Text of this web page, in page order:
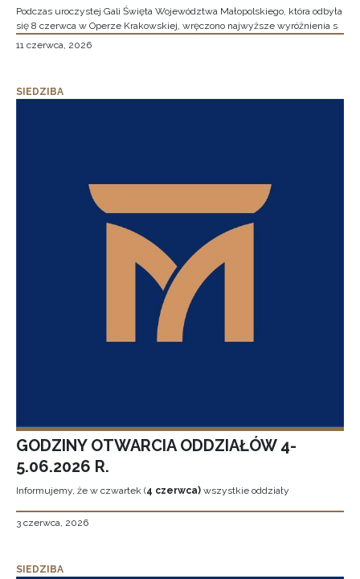
Podczas uroczystej Gali Święta Województwa Małopolskiego, która odbyła
się 8 czerwca w Operze Krakowskiej, wręczono najwyższe wyróżnienia s
11 czerwca, 2026
SIEDZIBA
GODZINY OTWARCIA ODDZIAŁÓW 4-
5.06.2026 R.
Informujemy, że w czwartek (4 czerwca) wszystkie oddziały
3 czerwca, 2026
SIEDZIBA